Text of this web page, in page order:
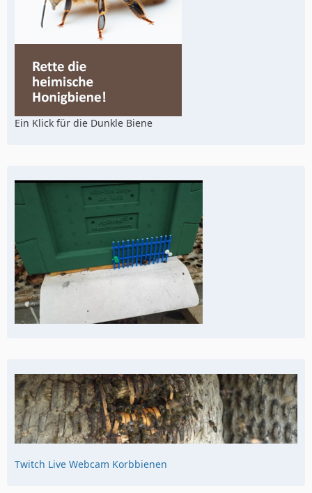
Ein Klick für die Dunkle Biene
Twitch Live Webcam Korbbienen